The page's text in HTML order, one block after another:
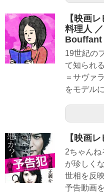
【映画
料理人
Bouffant
19世紀の
て知られ
＝サヴァ
をモデル
【映画
2ちゃんね
が珍しく
世相を反
予告動画